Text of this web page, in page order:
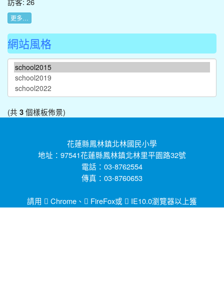
更多…
網站風格
(共 3個樣板佈景)
花蓮縣鳳林鎮北林國民小學
地址：97541花蓮縣鳳林鎮北林里平園路32號
電話：03-8762554
傳真：03-8760653
請用 Chrome 、 FireFox或
IE10.0瀏覽器以上獲